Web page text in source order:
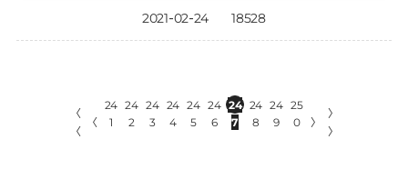
2021-02-24 18528
〈
〈
〈
24
1
24
2
24
3
24
4
24
5
24
6
24
7
24
8
24
9
25
0
〉
〉
〉